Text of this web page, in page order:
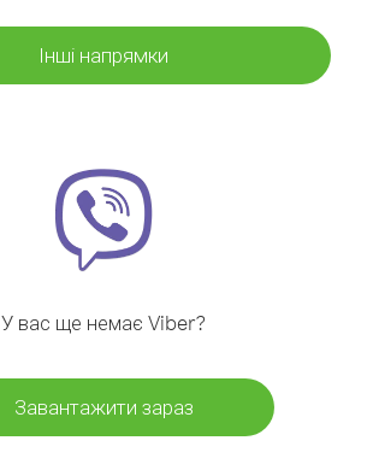
Інші напрямки
У вас ще немає Viber?
Завантажити зараз